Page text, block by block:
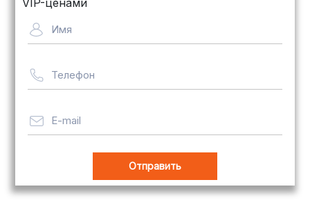
Имя
Телефон
E-mail